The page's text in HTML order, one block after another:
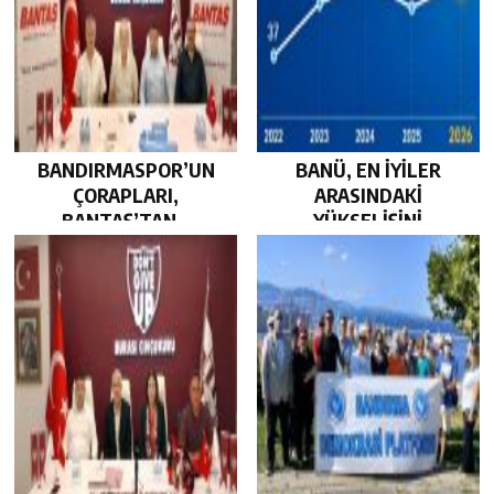
BANDIRMASPOR’UN
ÇORAPLARI,
BANTAŞ’TAN…
BANÜ, EN İYİLER
ARASINDAKİ
YÜKSELİŞİNİ
SÜRDÜRDÜ…